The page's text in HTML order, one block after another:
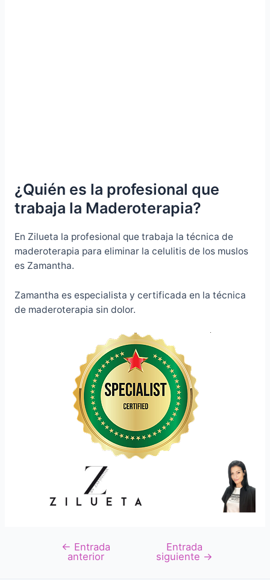
¿Quién es la profesional que
trabaja la Maderoterapia?
En Zilueta la profesional que trabaja la técnica de
maderoterapia para eliminar la celulitis de los muslos
es Zamantha.
Zamantha es especialista y certificada en la técnica
de maderoterapia sin dolor.
Navegación
← Entrada
anterior
Entrada
siguiente →